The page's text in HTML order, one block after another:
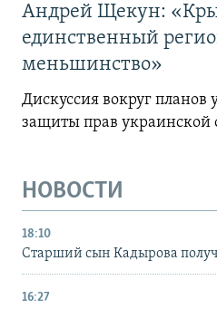
Андрей Щекун:
единственный
меньшинство»
Дискуссия вокруг планов
защиты прав
НОВОСТИ
18:10
Старший сын Кадырова
16:27